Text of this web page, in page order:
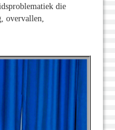
die
overvallen,